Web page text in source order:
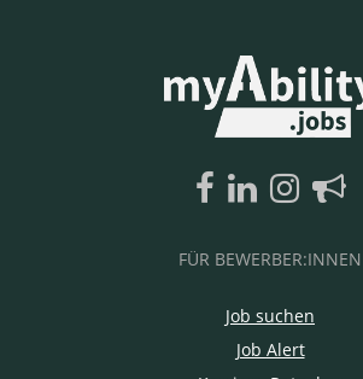
FÜR BEWERBER:INNEN
Job suchen
Job Alert